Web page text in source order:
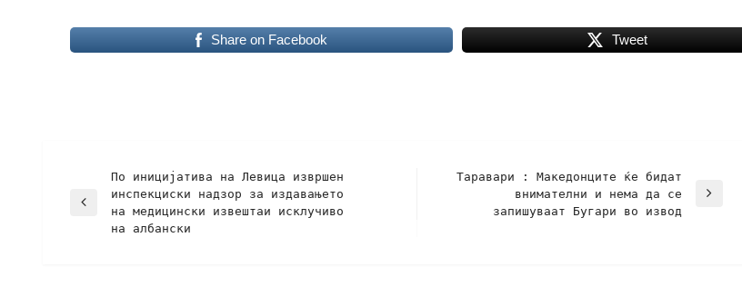
Share on Facebook Tweet
По иницијатива на Левица извршен
инспекциски надзор за издавањето
на медицински извештаи исклучиво
на албански
Таравари : Македонците ќе бидат
внимателни и нема да се
запишуваат Бугари во извод